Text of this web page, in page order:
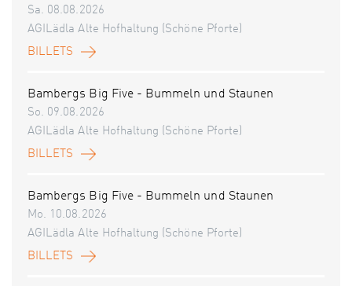
Sa. 08.08.2026
AGILädla Alte Hofhaltung (Schöne Pforte)
BILLETS
Bambergs Big Five - Bummeln und Staunen
So. 09.08.2026
AGILädla Alte Hofhaltung (Schöne Pforte)
BILLETS
Bambergs Big Five - Bummeln und Staunen
Mo. 10.08.2026
AGILädla Alte Hofhaltung (Schöne Pforte)
BILLETS